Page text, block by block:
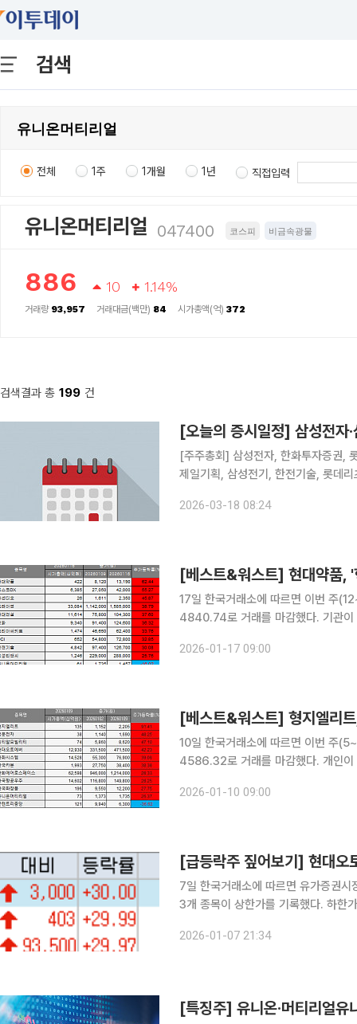
검색
전체 1주 1개월 1년 직접입력
유니온머티리얼 047400 코스피 비금속광물
886 10 1.14%
거래량 93,957 거래대금(백만) 84 시가총액(억) 372
검색결과 총 199 건
[오늘의 증시일정] 삼성전자
[주주총회] 삼성전자, 한화투자증권,
제일기획, 삼성전기, 한전기술, 롯데
2026-03-18 08:24
17일 한국거래소에 따르면 이번 주
4840.74로 거래를 마감했다. 기관이
만3190원으로 62.44% 급등했다.
2026-01-17 09:00
[베스트&워스트] 형지엘리
10일 한국거래소에 따르면 이번 주
4586.32로 거래를 마감했다. 개인
91.41% 급등했다. 시장에서는 한·중
2026-01-10 09:00
[급등락주 짚어보기] 현대오
7일 한국거래소에 따르면 유가증권
3개 종목이 상한가를 기록했다. 하한가를 기록한 종목은
및 대형 수주가 영향을 미친것으로 분
2026-01-07 21:34
[특징주] 유니온·머티리얼